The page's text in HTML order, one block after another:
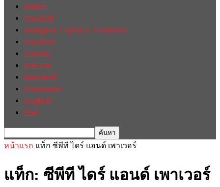
Home
ฮอตนิวส์
เศรษฐกิจ / ธุรกิจ / การตลาด
การเมือง
รายงาน
บทความ
สัมภาษณ์
ต่างประเทศ
english
อื่นๆ
หน้าแรก แท็ก ซีพีที ไดร์ แอนด์ เพาเวอร์
แท็ก: ซีพีที ไดร์ แอนด์ เพาเวอร์